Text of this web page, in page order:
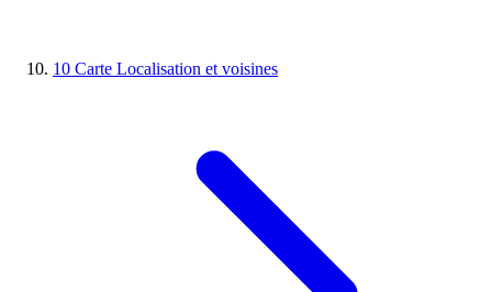
10 Carte Localisation et voisines